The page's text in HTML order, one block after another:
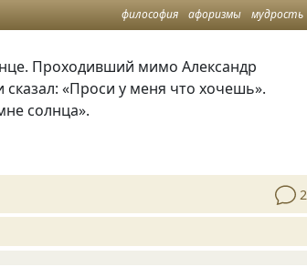
философия афоризмы мудрость
Проходивший мимо Александр
«Проси у меня что хочешь».
солнца».
2